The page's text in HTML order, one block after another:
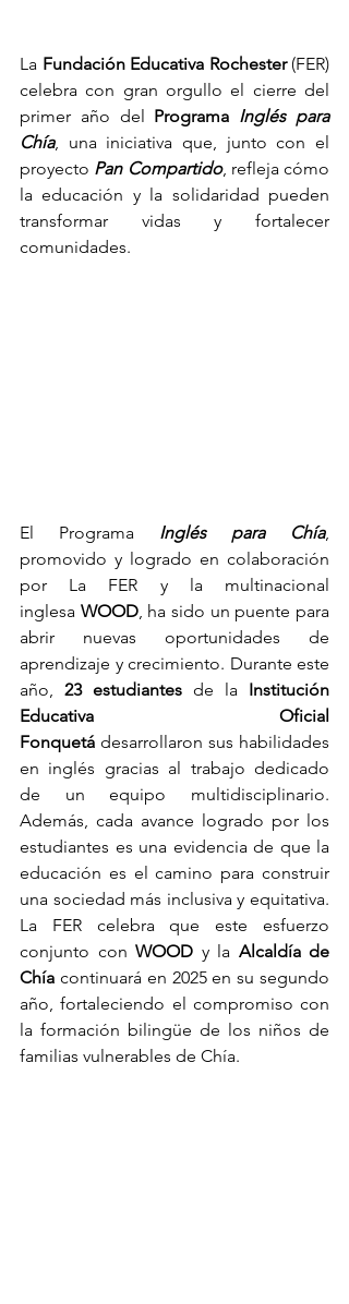
La Fundación Educativa Rochester (FER)
celebra con gran orgullo el cierre del
primer año del Programa Inglés para
Chía, una iniciativa que, junto con el
proyecto Pan Compartido, refleja cómo
la educación y la solidaridad pueden
transformar vidas y fortalecer
comunidades.
El Programa Inglés para Chía,
promovido y logrado en colaboración
por La FER y la multinacional
inglesa WOOD, ha sido un puente para
abrir nuevas oportunidades de
aprendizaje y crecimiento. Durante este
año, 23 estudiantes de la Institución
Educativa Oficial
Fonquetá desarrollaron sus habilidades
en inglés gracias al trabajo dedicado
de un equipo multidisciplinario.
Además, cada avance logrado por los
estudiantes es una evidencia de que la
educación es el camino para construir
una sociedad más inclusiva y equitativa.
La FER celebra que este esfuerzo
conjunto con WOOD y la Alcaldía de
Chía continuará en 2025 en su segundo
año, fortaleciendo el compromiso con
la formación bilingüe de los niños de
familias vulnerables de Chía.